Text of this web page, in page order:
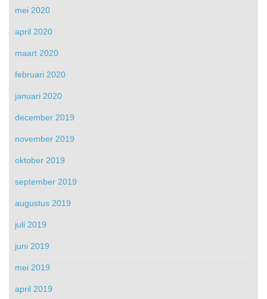
mei 2020
april 2020
maart 2020
februari 2020
januari 2020
december 2019
november 2019
oktober 2019
september 2019
augustus 2019
juli 2019
juni 2019
mei 2019
april 2019